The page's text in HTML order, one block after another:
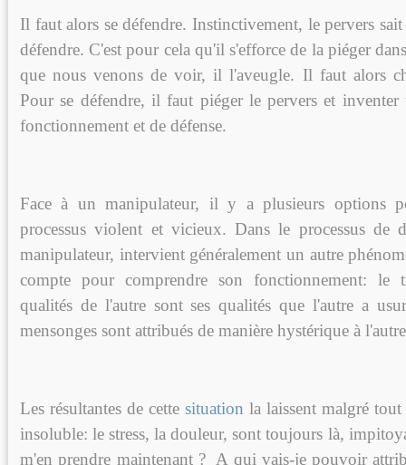
Il faut alors se défendre. Instinctivement, le pervers
défendre. C'est pour cela qu'il s'efforce de la piéger
que nous venons de voir, il l'aveugle. Il faut alors
Pour se défendre, il faut piéger le pervers et inventer
fonctionnement et de défense.
Face à un manipulateur, il y a plusieurs options
processus violent et vicieux. Dans le processus de
manipulateur, intervient généralement un autre
compte pour comprendre son fonctionnement: le
qualités de l'autre sont ses qualités que l'autre a
mensonges sont attribués de manière hystérique à
Les résultantes de cette situation la laissent malgré
insoluble: le stress, la douleur, sont toujours là,
m'en prendre maintenant ? A qui vais-je pouvoir